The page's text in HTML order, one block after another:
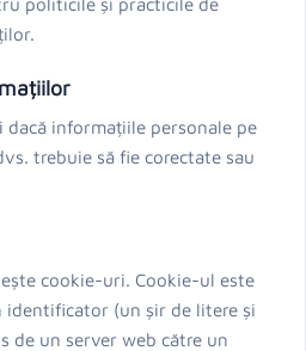
dacă informațiile personale pe
trebuie să fie corectate sau
cookie-uri. Cookie-ul este
identificator (un șir de litere și
de un server web către un